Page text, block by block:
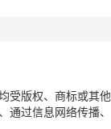
受版权、商标或其他
过信息网络传播、